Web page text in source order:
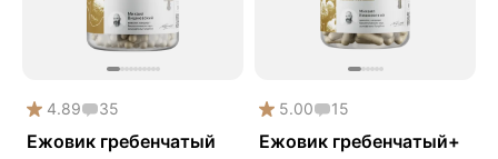
Дикий ямс
Для волос
4.89 35
Ежовик гребенчатый
5.00 15
Ежовик гребенчатый+